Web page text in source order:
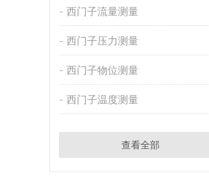
西门子流量测量
西门子压力测量
西门子物位测量
西门子温度测量
查看全部